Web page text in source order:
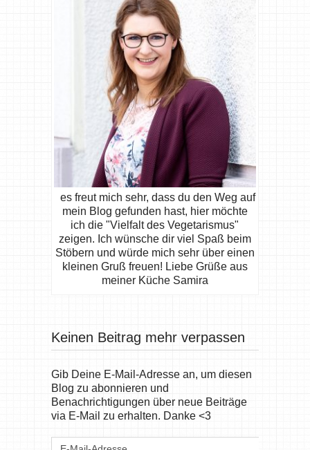
es freut mich sehr, dass du den Weg auf
mein Blog gefunden hast, hier möchte
ich die "Vielfalt des Vegetarismus"
zeigen. Ich wünsche dir viel Spaß beim
Stöbern und würde mich sehr über einen
kleinen Gruß freuen! Liebe Grüße aus
meiner Küche Samira
Keinen Beitrag mehr verpassen
Gib Deine E-Mail-Adresse an, um diesen
Blog zu abonnieren und
Benachrichtigungen über neue Beiträge
via E-Mail zu erhalten. Danke <3
E-